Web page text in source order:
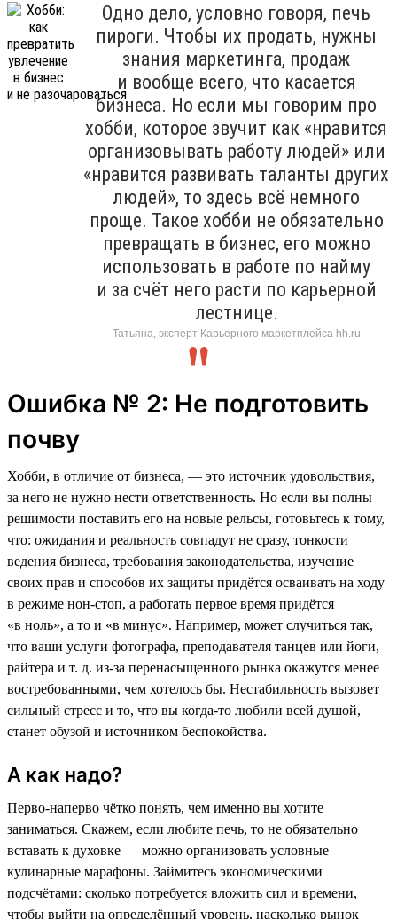
Одно дело, условно говоря, печь
пироги. Чтобы их продать, нужны
знания маркетинга, продаж
и вообще всего, что касается
бизнеса. Но если мы говорим про
хобби, которое звучит как «нравится
организовывать работу людей» или
«нравится развивать таланты других
людей», то здесь всё немного
проще. Такое хобби не обязательно
превращать в бизнес, его можно
использовать в работе по найму
и за счёт него расти по карьерной
лестнице.
Татьяна, эксперт Карьерного маркетплейса hh.ru
Ошибка № 2: Не подготовить
почву
Хобби, в отличие от бизнеса, — это источник удовольствия,
за него не нужно нести ответственность. Но если вы полны
решимости поставить его на новые рельсы, готовьтесь к тому,
что: ожидания и реальность совпадут не сразу, тонкости
ведения бизнеса, требования законодательства, изучение
своих прав и способов их защиты придётся осваивать на ходу
в режиме нон-стоп, а работать первое время придётся
«в ноль», а то и «в минус». Например, может случиться так,
что ваши услуги фотографа, преподавателя танцев или йоги,
райтера и т. д. из-за перенасыщенного рынка окажутся менее
востребованными, чем хотелось бы. Нестабильность вызовет
сильный стресс и то, что вы когда-то любили всей душой,
станет обузой и источником беспокойства.
А как надо?
Перво-наперво чётко понять, чем именно вы хотите
заниматься. Скажем, если любите печь, то не обязательно
вставать к духовке — можно организовать условные
кулинарные марафоны. Займитесь экономическими
подсчётами: сколько потребуется вложить сил и времени,
чтобы выйти на определённый уровень, насколько рынок